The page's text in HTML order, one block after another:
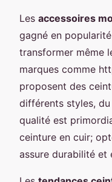
Les accessoires
gagné en
transformer même
marques comme
proposent des
différents styles,
qualité est
ceinture en cuir;
assure durabilité et